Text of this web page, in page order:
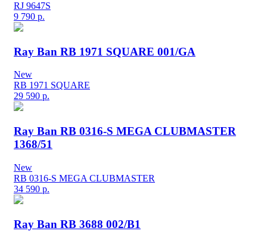
RJ 9647S
9 790 р.
Ray Ban RB 1971 SQUARE 001/GA
New
RB 1971 SQUARE
29 590 р.
Ray Ban RB 0316-S MEGA CLUBMASTER
1368/51
New
RB 0316-S MEGA CLUBMASTER
34 590 р.
Ray Ban RB 3688 002/B1